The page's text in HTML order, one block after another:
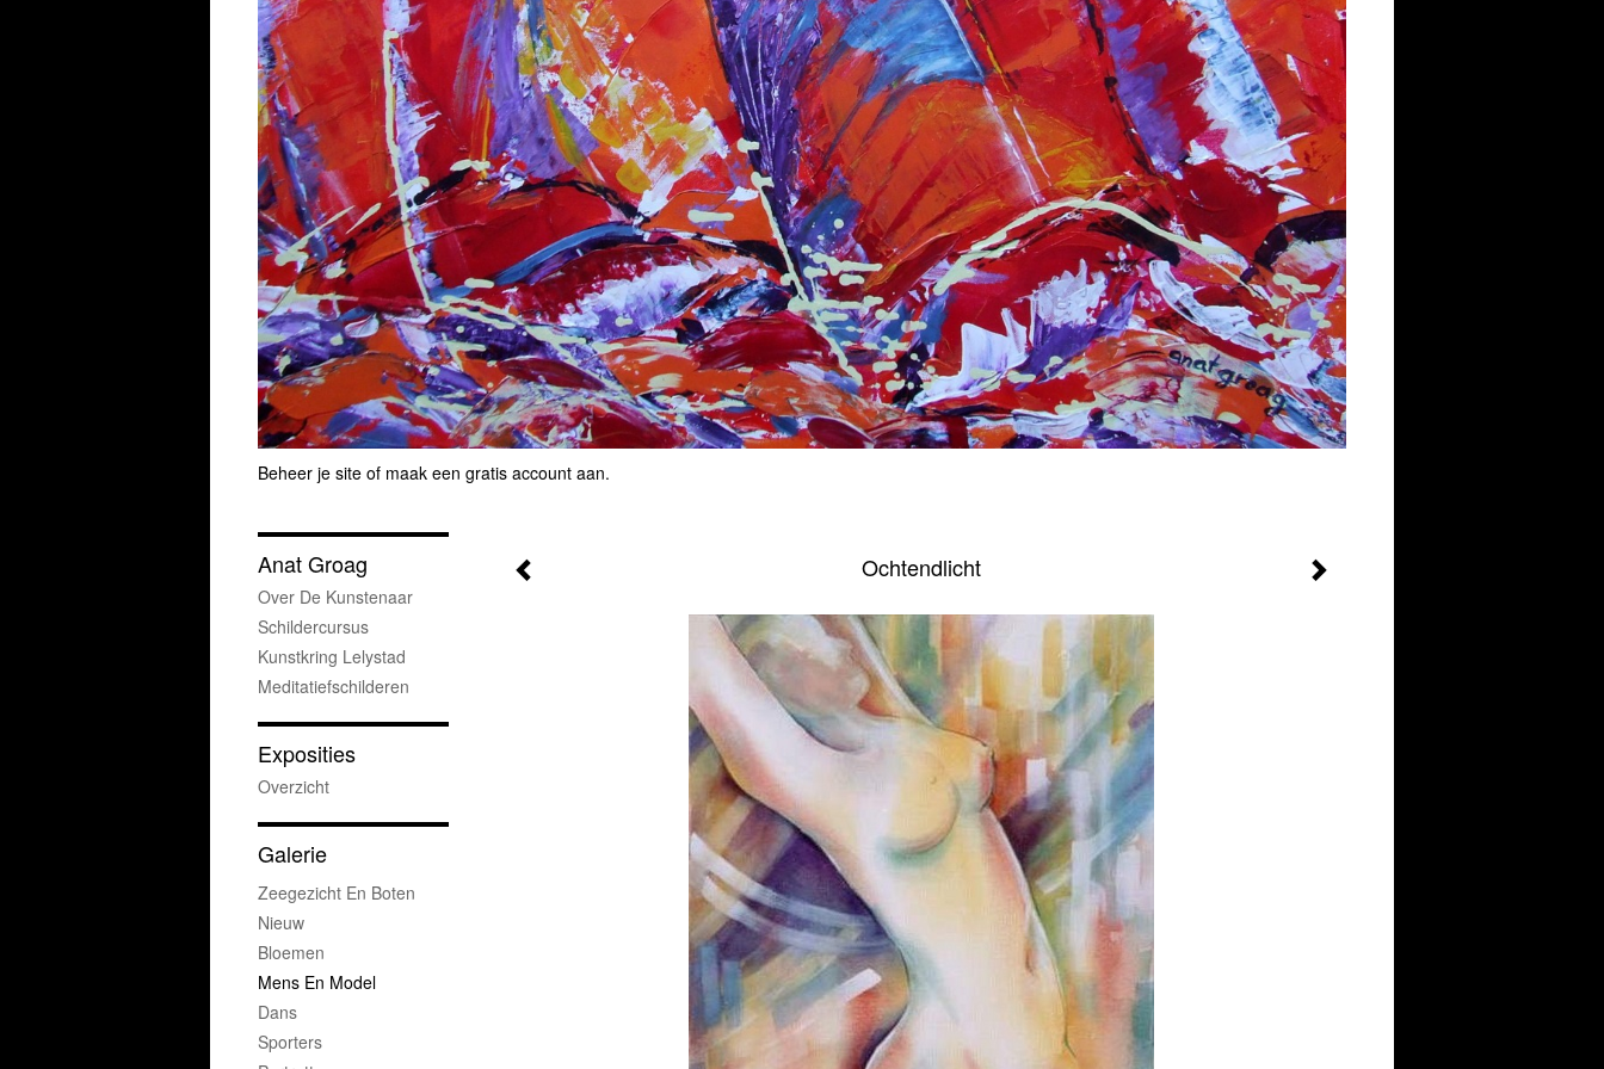
Beheer je site of maak een gratis account aan.
Ochtendlicht
Anat Groag
Over De Kunstenaar
Schildercursus
Kunstkring Lelystad
Meditatiefschilderen
Exposities
Overzicht
Galerie
Zeegezicht En Boten
Nieuw
Bloemen
Mens En Model
Dans
Sporters